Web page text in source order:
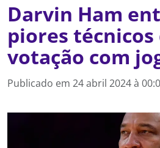
Darvin Ham
piores técnicos
votação com
Publicado em 24 abril 2024 à